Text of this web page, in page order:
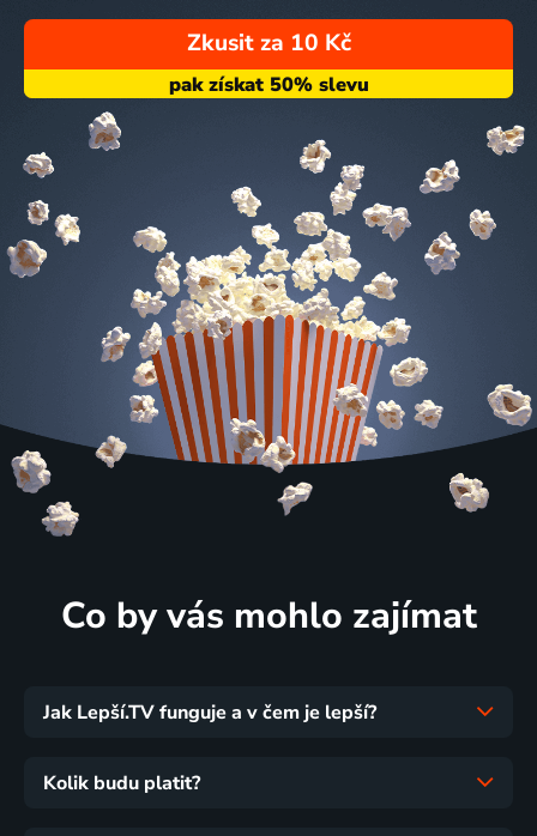
Zkusit za 10 Kč
Co by vás mohlo zajímat
Jak Lepší.TV funguje a v čem je lepší?
Kolik budu platit?